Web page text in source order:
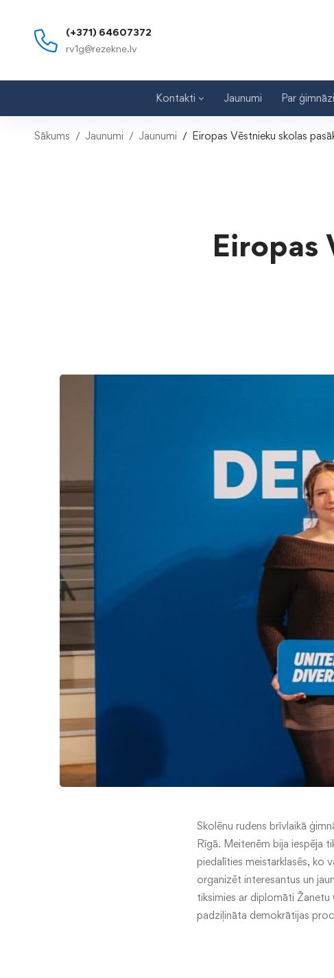
(+371) 64607372
rv1g@rezekne.lv
Kontakti Jaunumi Par
Sākums Jaunumi Jaunumi Eiropas Vēstnieku skolas
Eiropas
Skolēnu rudens brīvlaikā
Rīgā. Meitenēm bija iespēja
piedalīties meistarklasēs, ko
organizēt interesantus un
tiksimies ar diplomāti
padziļināta demokrātijas